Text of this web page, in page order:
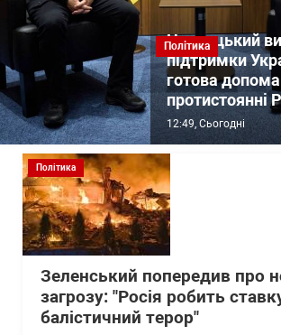
Політика
Навроцький
підтримки
готова
протистоянні
12:49, Сьогодні
Політика
Зеленський попередив про
загрозу: "Росія робить
балістичний терор"